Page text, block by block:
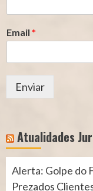
Email *
Enviar
Atualidades
Alerta: Golpe do
Prezados